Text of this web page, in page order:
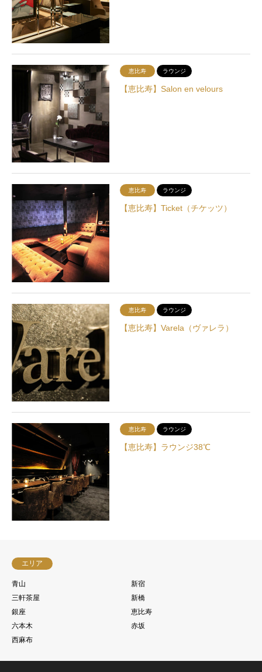
恵比寿 ラウンジ
【恵比寿】Salon en velours
恵比寿 ラウンジ
【恵比寿】Ticket（チケッツ）
恵比寿 ラウンジ
【恵比寿】Varela（ヴァレラ）
恵比寿 ラウンジ
【恵比寿】ラウンジ38℃
エリア
青山
新宿
三軒茶屋
新橋
銀座
恵比寿
六本木
赤坂
西麻布